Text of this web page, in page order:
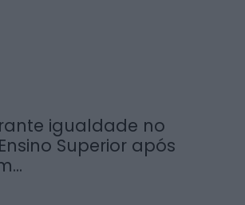
igualdade no
Superior após